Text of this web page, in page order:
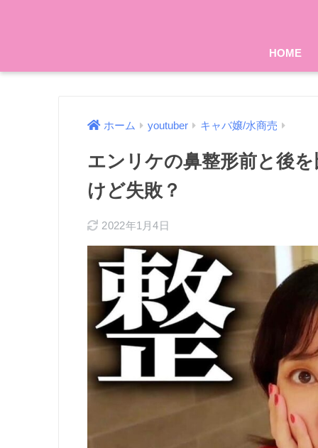
HOME
ホーム youtuber キャバ嬢/水商売
エンリケの鼻整形前と後
けど失敗？
2022年1月4日